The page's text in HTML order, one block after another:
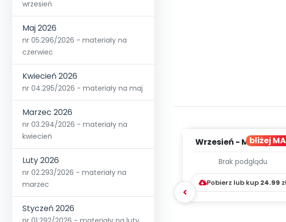
wrzesień
Maj 2026
nr 05.296/2026 - materiały na
czerwiec
Kwiecień 2026
nr 04.295/2026 - materiały na maj
Marzec 2026
nr 03.294/2026 - materiały na
kwiecień
Luty 2026
nr 02.293/2026 - materiały na
marzec
Styczeń 2026
bliżej
Wrzesień -
WYCHOWAWCZO –
DYDAKTYC...
Brak podglądu
Pobierz lub kup 24.99